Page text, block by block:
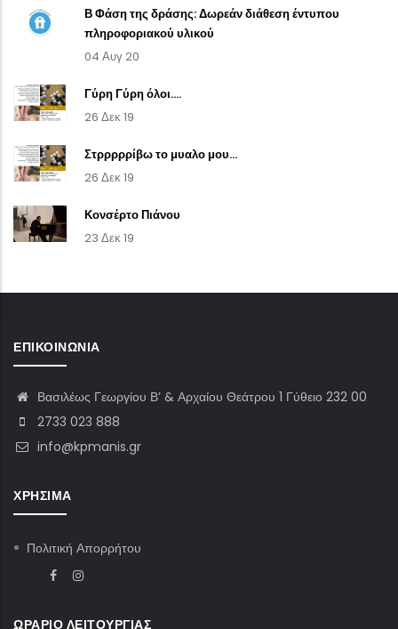
Β Φάση της δράσης: Δωρεάν διάθεση έντυπου
πληροφοριακού υλικού
04 Αυγ 20
Γύρη Γύρη όλοι....
26 Δεκ 19
Στρρρρρίβω το μυαλο μου...
26 Δεκ 19
Κονσέρτο Πιάνου
23 Δεκ 19
ΕΠΙΚΟΙΝΩΝΊΑ
Βασιλέως Γεωργίου Β’ & Αρχαίου Θεάτρου 1 Γύθειο 232 00
2733 023 888
info@kpmanis.gr
ΧΡΉΣΙΜΑ
Πολιτική Απορρήτου
ΩΡΆΡΙΟ ΛΕΙΤΟΥΡΓΊΑΣ